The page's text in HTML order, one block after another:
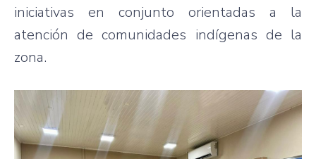
iniciativas en conjunto orientadas a la
atención de comunidades indígenas de la
zona.